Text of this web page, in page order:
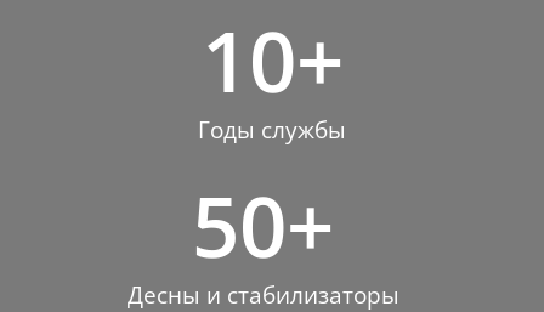
Годы службы
10+
Десны и стабилизаторы
50+